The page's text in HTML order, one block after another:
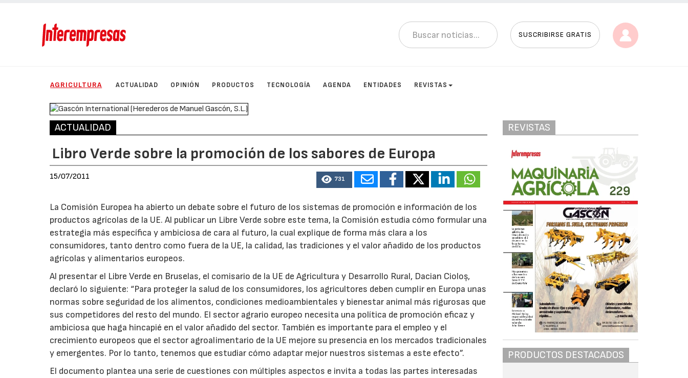
SUSCRIBIRSE GRATIS
AGRICULTURA ACTUALIDAD OPINIÓN PRODUCTOS TECNOLOGÍA AGENDA ENTIDADES REVISTAS
ACTUALIDAD
Libro Verde sobre la promoción de los sabores de Europa
15/07/2011 731
La Comisión Europea ha abierto un debate sobre el futuro de los sistemas de promoción e información de los
productos agrícolas de la UE. Al publicar un Libre Verde sobre este tema, la Comisión estudia cómo formular una
estrategia más específica y ambiciosa de cara al futuro, la cual explique de forma más clara a los
consumidores, tanto dentro como fuera de la UE, la calidad, las tradiciones y el valor añadido de los productos
agrícolas y alimentarios europeos.
Al presentar el Libre Verde en Bruselas, el comisario de la UE de Agricultura y Desarrollo Rural, Dacian Cioloș,
declaró lo siguiente: “Para proteger la salud de los consumidores, los agricultores deben cumplir en Europa unas
normas sobre seguridad de los alimentos, condiciones medioambientales y bienestar animal más rigurosas que
sus competidores del resto del mundo. El sector agrario europeo necesita una política de promoción eficaz y
ambiciosa que haga hincapié en el valor añadido del sector. También es importante para el empleo y el
crecimiento europeos que el sector agroalimentario de la UE mejore su presencia en los mercados tradicionales
y emergentes. Por lo tanto, tenemos que estudiar cómo adaptar mejor nuestros sistemas a este efecto”.
El documento plantea una serie de cuestiones con múltiples aspectos e invita a todas las partes interesadas
REVISTAS
PRODUCTOS DESTACADOS